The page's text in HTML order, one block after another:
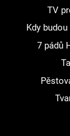
TV
Kdy
7 pádů